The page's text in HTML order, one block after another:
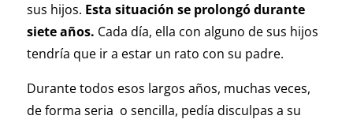
sus hijos. Esta situación se prolongó durante
siete años. Cada día, ella con alguno de sus hijos
tendría que ir a estar un rato con su padre.
Durante todos esos largos años, muchas veces,
de forma seria o sencilla, pedía disculpas a su